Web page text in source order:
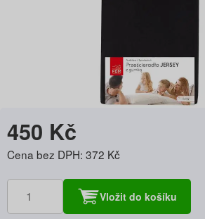
450 Kč
Cena bez DPH: 372 Kč
Vložit do košíku